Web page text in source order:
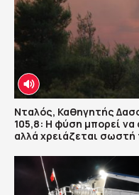
Νταλός, Καθηγητής
105,8: Η φύση μπορεί να
αλλά χρειάζεται